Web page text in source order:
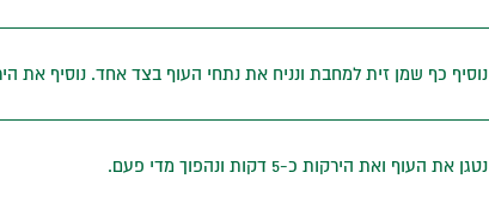
נוסיף כף שמן זית למחבת ונניח את נתחי העוף בצד אחד. נוסיף את
נטגן את העוף ואת הירקות כ-5 דקות ונהפוך מדי פעם.